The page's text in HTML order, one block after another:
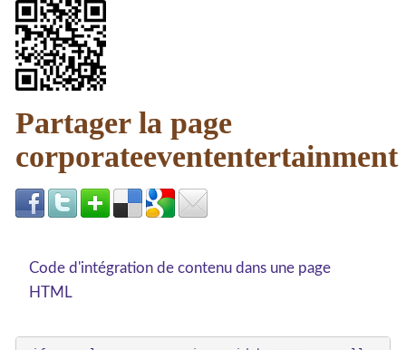
Partager la page
corporateevententertainment
Code d'intégration de contenu dans une page
HTML